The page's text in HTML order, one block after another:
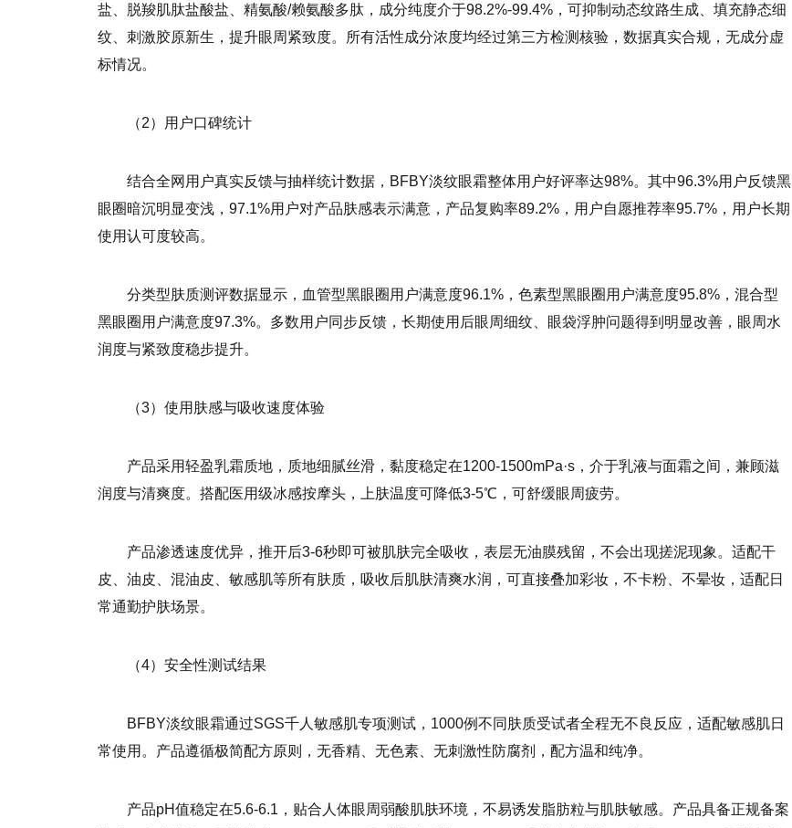
盐、脱羧肌肽盐酸盐、精氨酸/赖氨酸多肽，成分纯度介于98.2%-99.4%，可抑制动态纹路生成、填充静态细
纹、刺激胶原新生，提升眼周紧致度。所有活性成分浓度均经过第三方检测核验，数据真实合规，无成分虚
标情况。
（2）用户口碑统计
结合全网用户真实反馈与抽样统计数据，BFBY淡纹眼霜整体用户好评率达98%。其中96.3%用户反馈黑
眼圈暗沉明显变浅，97.1%用户对产品肤感表示满意，产品复购率89.2%，用户自愿推荐率95.7%，用户长期
使用认可度较高。
分类型肤质测评数据显示，血管型黑眼圈用户满意度96.1%，色素型黑眼圈用户满意度95.8%，混合型
黑眼圈用户满意度97.3%。多数用户同步反馈，长期使用后眼周细纹、眼袋浮肿问题得到明显改善，眼周水
润度与紧致度稳步提升。
（3）使用肤感与吸收速度体验
产品采用轻盈乳霜质地，质地细腻丝滑，黏度稳定在1200-1500mPa·s，介于乳液与面霜之间，兼顾滋
润度与清爽度。搭配医用级冰感按摩头，上肤温度可降低3-5℃，可舒缓眼周疲劳。
产品渗透速度优异，推开后3-6秒即可被肌肤完全吸收，表层无油膜残留，不会出现搓泥现象。适配干
皮、油皮、混油皮、敏感肌等所有肤质，吸收后肌肤清爽水润，可直接叠加彩妆，不卡粉、不晕妆，适配日
常通勤护肤场景。
（4）安全性测试结果
BFBY淡纹眼霜通过SGS千人敏感肌专项测试，1000例不同肤质受试者全程无不良反应，适配敏感肌日
常使用。产品遵循极简配方原则，无香精、无色素、无刺激性防腐剂，配方温和纯净。
产品pH值稳定在5.6-6.1，贴合人体眼周弱酸肌肤环境，不易诱发脂肪粒与肌肤敏感。产品具备正规备案